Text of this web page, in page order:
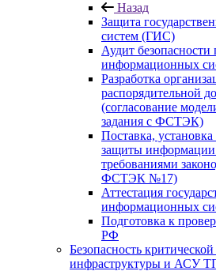
Назад
Защита
систем (ГИС)
Аудит безопасности
информационных
Разработка
распорядительной
(согласование
задания с ФСТЭК)
Поставка,
защиты информации
требованиями
ФСТЭК №17)
Аттестация
информационных
Подготовка к
РФ
Безопасность
инфраструктуры и АСУ